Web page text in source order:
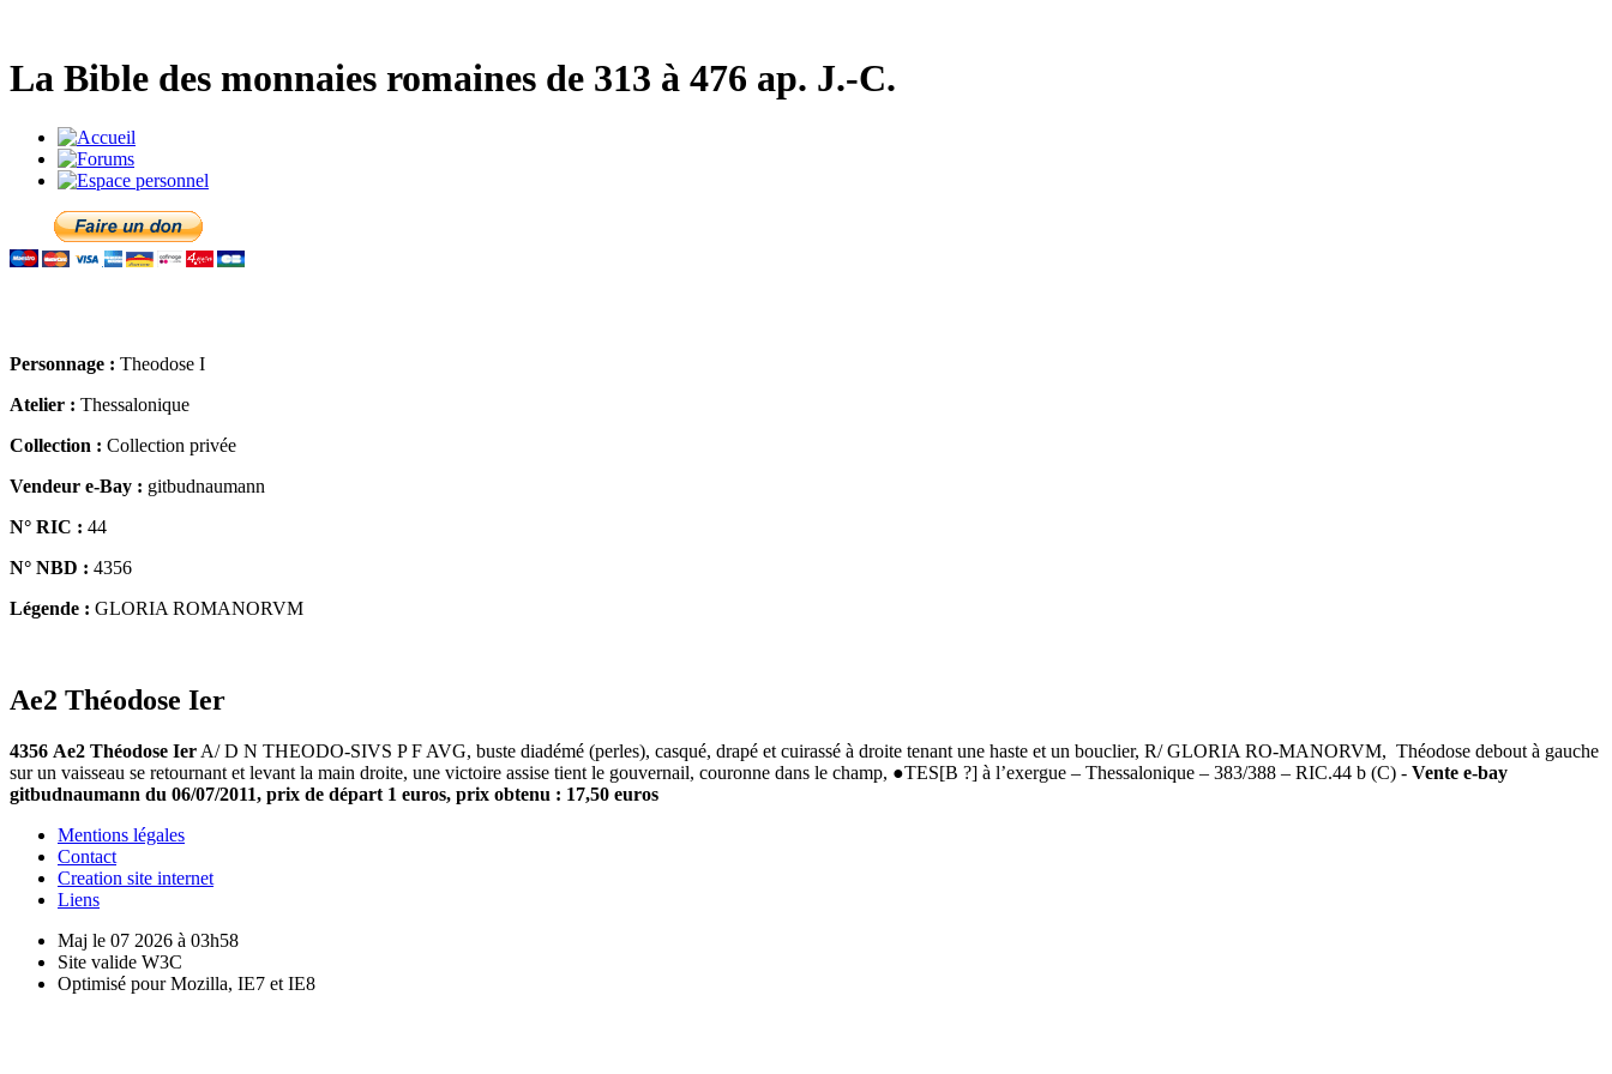
La Bible des monnaies romaines de 313 à 476 ap. J.-C.
Personnage : Theodose I
Atelier : Thessalonique
Collection : Collection privée
Vendeur e-Bay : gitbudnaumann
N° RIC : 44
N° NBD : 4356
Légende : GLORIA ROMANORVM
Ae2 Théodose Ier
4356 Ae2 Théodose Ier A/ D N THEODO-SIVS P F AVG, buste diadémé (perles), casqué, drapé et cuirassé à droite tenant une haste et un bouclier, R/ GLORIA RO-MANORVM, Théodose debout à gauche
sur un vaisseau se retournant et levant la main droite, une victoire assise tient le gouvernail, couronne dans le champ, ●TES[B ?] à l’exergue – Thessalonique – 383/388 – RIC.44 b (C) - Vente e-bay
gitbudnaumann du 06/07/2011, prix de départ 1 euros, prix obtenu : 17,50 euros
Mentions légales
Contact
Creation site internet
Liens
Maj le 07 2026 à 03h58
Site valide W3C
Optimisé pour Mozilla, IE7 et IE8